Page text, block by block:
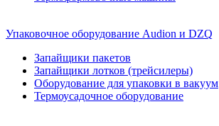
Упаковочное оборудование Audion и DZQ
Запайщики пакетов
Запайщики лотков (трейсилеры)
Оборудование для упаковки в вакуум
Термоусадочное оборудование